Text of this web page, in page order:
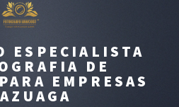
ESPECIALISTA
DE
EMPRESAS